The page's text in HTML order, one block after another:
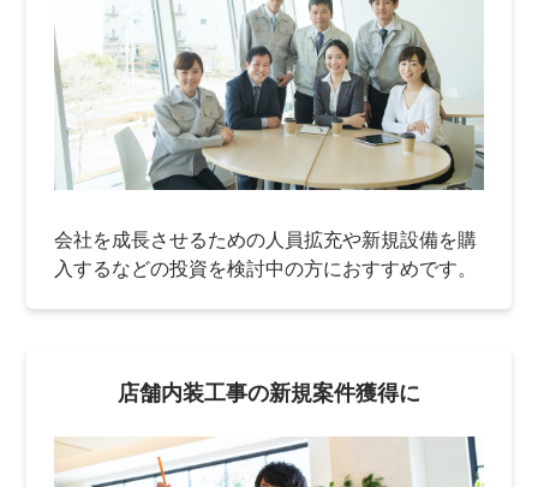
会社を成長させるための人員拡充や新規設備を購
入するなどの投資を検討中の方におすすめです。
店舗内装工事の新規案件獲得に